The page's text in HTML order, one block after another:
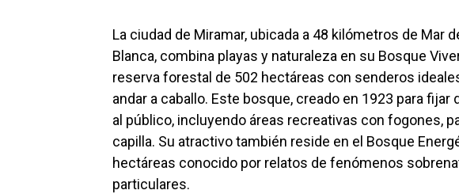
La ciudad de Miramar, ubicada a 48 kilómetros de Mar
Blanca, combina playas y naturaleza en su Bosque
reserva forestal de 502 hectáreas con senderos
andar a caballo. Este bosque, creado en 1923 para
al público, incluyendo áreas recreativas con fogones,
capilla. Su atractivo también reside en el Bosque
hectáreas conocido por relatos de fenómenos
particulares.